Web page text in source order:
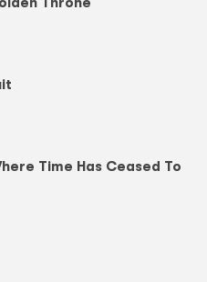
Time Has Ceased To